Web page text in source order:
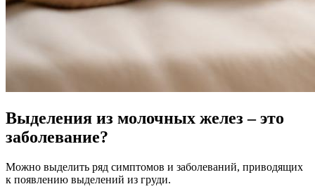
Выделения из молочных желез – это
заболевание?
Можно выделить ряд симптомов и заболеваний, приводящих
к появлению выделений из груди.